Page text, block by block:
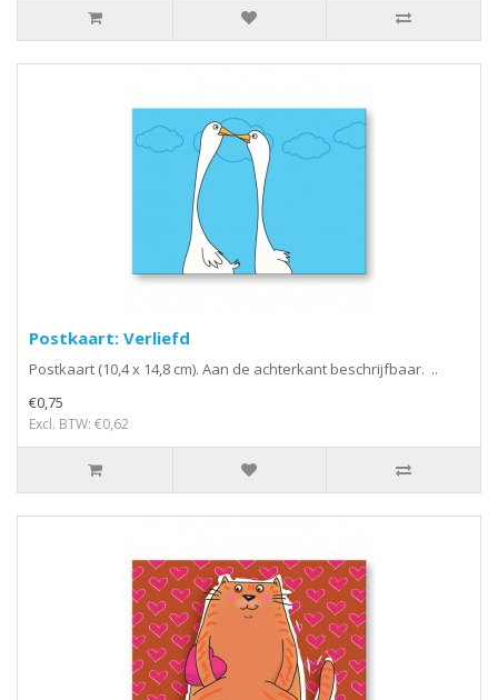
Postkaart: Verliefd
Postkaart (10,4 x 14,8 cm). Aan de achterkant beschrijfbaar. ..
€0,75
Excl. BTW: €0,62